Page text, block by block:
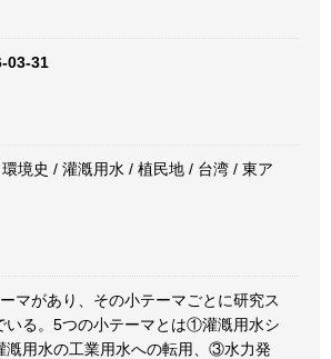
03-31
境史 / 灌漑用水 / 植民地 / 台湾 / 東ア
マがあり、その小テーマごとに研究ス
いる。5つの小テーマとは①灌漑用水シ
用水の工業用水への転用、③水力発